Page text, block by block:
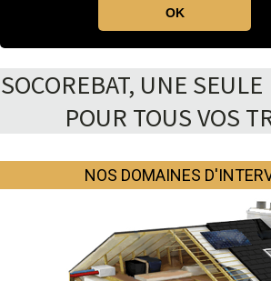
OKMENU
SOCOREBAT, UNE
POUR TOUS VOS
NOS DOMAINES